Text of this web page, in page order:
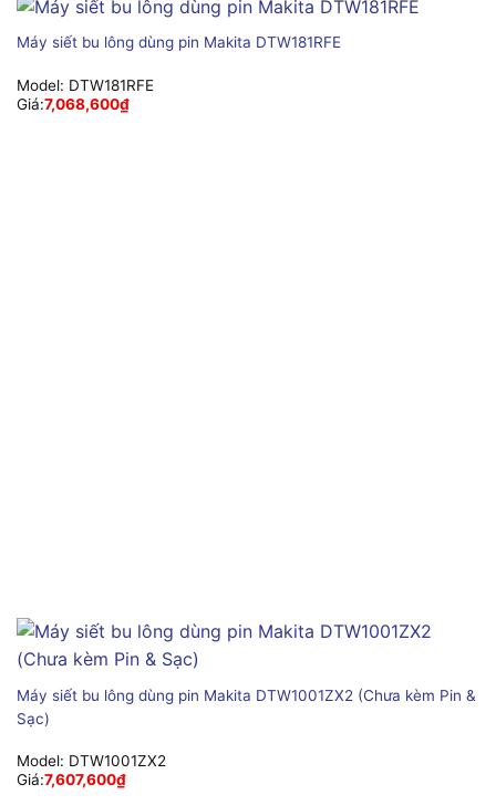
Máy siết bu lông dùng pin Makita DTW181RFE
Model: DTW181RFE
Giá:7,068,600₫
Máy siết bu lông dùng pin Makita DTW1001ZX2 (Chưa kèm Pin &
Sạc)
Model: DTW1001ZX2
Giá:7,607,600₫